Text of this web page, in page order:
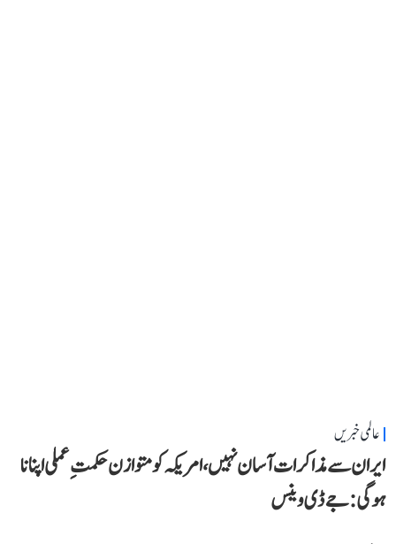
عالمی خبریں
ایران سے مذاکرات آسان نہیں، امریکہ کو متوازن حکمتِ عملی اپنانا
ہوگی: جے ڈی وینس